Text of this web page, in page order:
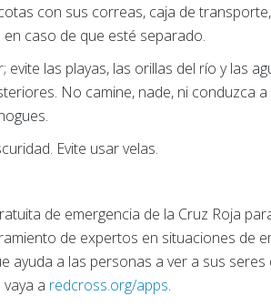
con sus correas, caja de
caso de que esté separado.
evite las playas, las orillas del río y las
No camine, nade, ni conduzca
Evite usar velas.
de emergencia de la Cruz Roja
de expertos en situaciones de
ayuda a las personas a ver a sus seres
a redcross.org/apps.